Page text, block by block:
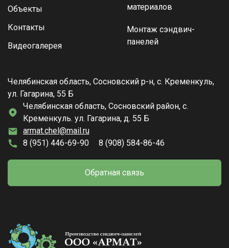
Объекты
Контакты
Видеогалерея
материалов
Монтаж сэндвич-
панелей
Челябинская область, Сосновский р-н, с. Кременкуль,
ул. Гагарина, 55 Б
Челябинская область, Сосновский район, с.
Кременкуль. ул. Гагарина, д. 55 Б
armat.chel@mail.ru
8 (951) 446-69-90
8 (908) 584-86-46
Обратная связь